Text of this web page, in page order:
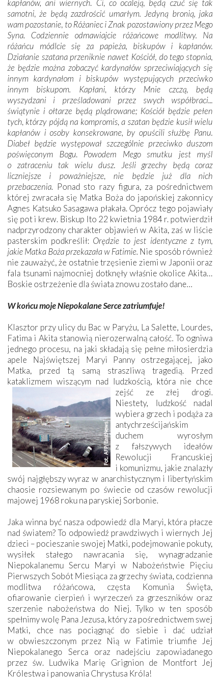
kapłanów, ani wiernych. Ci, co ocaleją, będą czuć się tak
samotni, że będą zazdrościć umarłym. Jedyną bronią, jaka
wam pozostanie, to Różaniec i Znak pozostawiony przez Mego
Syna. Codziennie odmawiajcie różańcowe modlitwy. Na
różańcu módlcie się za papieża, biskupów i kapłanów.
Działanie szatana przeniknie nawet Kościół, do tego stopnia,
że będzie można zobaczyć kardynałów sprzeciwiających się
innym kardynałom i biskupów występujących przeciwko
innym biskupom. Kapłani, którzy Mnie czczą, będą
wyszydzani i prześladowani przez swych współbraci...
świątynie i ołtarze będą plądrowane; Kościół będzie pełen
tych, którzy pójdą na kompromis, a szatan będzie kusił wielu
kapłanów i osoby konsekrowane, by opuścili służbę Panu.
Diabeł będzie występował szczególnie przeciwko duszom
poświęconym Bogu. Powodem Mego smutku jest myśl
o zatraceniu tak wielu dusz. Jeśli grzechy będą coraz
liczniejsze i poważniejsze, nie będzie już dla nich
przebaczenia. Ponad sto razy figura, za pośrednictwem
której zwracała się Matka Boża do japońskiej zakonnicy
Agnes Katsuko Sasagawa płakała. Oprócz tego pojawiały
się pot i krew. Biskup Ito 22 kwietnia 1984 r. potwierdził
nadprzyrodzony charakter objawień w Akita, zaś w liście
pasterskim podkreślił: Orędzie to jest identyczne z tym,
jakie Matka Boża przekazała w Fatimie. Nie sposób również
nie zauważyć, że ostatnie trzęsienie ziemi w Japonii oraz
fala tsunami najmocniej dotknęły właśnie okolice Akita…
Boskie ostrzeżenie dla świata znowu zostało dane…
W końcu moje Niepokalane Serce zatriumfuje!
Klasztor przy ulicy du Bac w Paryżu, La Salette, Lourdes,
Fatima i Akita stanowią nierozerwalną całość. To ogniwa
jednego procesu, na jaki składają się pełne miłosierdzia
apele Najświętszej Maryi Panny ostrzegającej, jako
Matka, przed tą samą straszliwą tragedią. Przed
kataklizmem wiszącym nad ludzkością, która nie chce
zejść ze złej drogi.
Niestety, ludzkość nadal
wybiera grzech i podąża za
antychrześcijańskim
duchem wyrosłym
z fałszywych ideałów
Rewolucji Francuskiej
i komunizmu, jakie znalazły
swój najgłębszy wyraz w anarchistycznym i libertyńskim
chaosie rozsiewanym po świecie od czasów rewolucji
majowej 1968 roku na paryskiej Sorbonie.
Jaka winna być nasza odpowiedź dla Maryi, która płacze
nad światem? To odpowiedź prawdziwych i wiernych Jej
dzieci – pocieszanie swojej Matki, podejmowanie pokuty,
wysiłek stałego nawracania się, wynagradzanie
Niepokalanemu Sercu Maryi w Nabożeństwie Pięciu
Pierwszych Sobót Miesiąca za grzechy świata, codzienna
modlitwa różańcowa, częsta Komunia Święta,
ofiarowanie cierpień i wyrzeczeń za grzeszników oraz
szerzenie nabożeństwa do Niej. Tylko w ten sposób
spełnimy wolę Pana Jezusa, który za pośrednictwem swej
Matki, chce nas pociągnąć do siebie i dać udział
w obwieszczonym przez Nią w Fatimie triumfie Jej
Niepokalanego Serca oraz nadejściu zapowiadanego
przez św. Ludwika Marię Grignion de Montfort Jej
Królestwa i panowania Chrystusa Króla!